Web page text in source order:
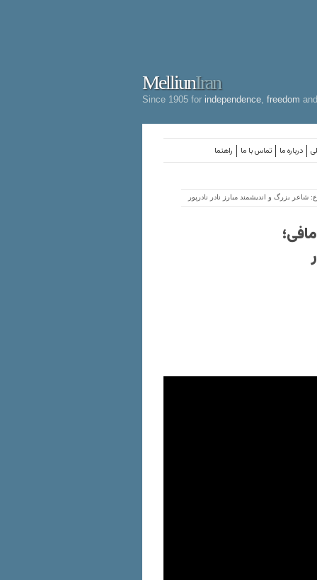
MelliunIran
Since 1905 for independence freedom
راهنما تماس با ما درباره ما
بزرگ و‌ اندیشمند مبارز نادر نادرپور